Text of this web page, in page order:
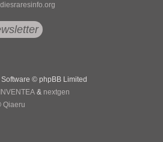
© phpBB Limited
INVENTEA & nextgen
Qiaeru